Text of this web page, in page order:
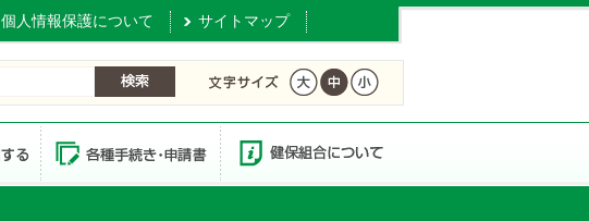
個人情報保護について サイトマップ